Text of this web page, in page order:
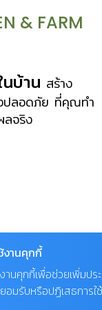
รือลำต้นของไม้
จากนี้กล้วยไม้บาง
น้าที่เก็บน้ำและสะส
แตกกอได้ หรือบาง
เดี่ยวหรือเป็นช่อ
รือช่อกระจุกแน่น
อตรงข้ามกับใบ หรือ
ป็น ชั้นนอก คือ กลีบ
ลีบชั้นนอก อยู่ด้านบน
& FARM
บ้าน สร้าง
งปลอดภัย ที่คุณทำ
ลจริง
งานคุกกี้
งานคุกกี้เพื่อช่วยเพิ่ม
อมรับหรือปฏิเสธการ